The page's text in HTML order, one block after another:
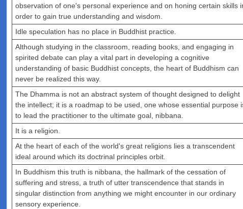
observation of one's personal experience and on honing certain skills
order to gain true understanding and wisdom.
Idle speculation has no place in Buddhist practice.
Although studying in the classroom, reading books, and engaging in
spirited debate can play a vital part in developing a cognitive
understanding of basic Buddhist concepts, the heart of Buddhism can
never be realized this way.
The Dhamma is not an abstract system of thought designed to delight
the intellect; it is a roadmap to be used, one whose essential purpose
to lead the practitioner to the ultimate goal, nibbana.
It is a religion.
At the heart of each of the world's great religions lies a transcendent
ideal around which its doctrinal principles orbit.
In Buddhism this truth is nibbana, the hallmark of the cessation of
suffering and stress, a truth of utter transcendence that stands in
singular distinction from anything we might encounter in our ordinary
sensory experience.